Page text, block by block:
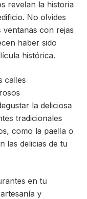
revelan la historia
No olvides
ventanas con rejas
haber sido
histórica.
calles
la deliciosa
tradicionales
como la paella o
las delicias de tu
en tu
y